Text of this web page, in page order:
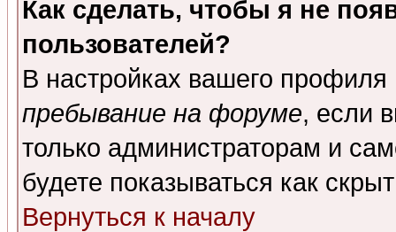
Как сделать, чтобы я не
пользователей?
В настройках вашего
пребывание на форуме, если
только администраторам и
будете показываться как
Вернуться к началу